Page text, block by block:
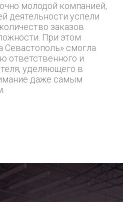
молодой компанией,
деятельности успели
заказов
При этом
Севастополь» смогла
ответственного и
уделяющего в
даже самым